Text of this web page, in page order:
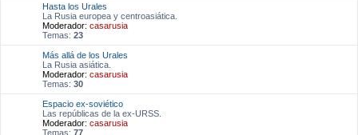
Hasta los Urales
La Rusia europea y centroasiática.
Moderador: casarusia
Temas: 23
Más allá de los Urales
La Rusia asiática.
Moderador: casarusia
Temas: 30
Espacio ex-soviético
Las repúblicas de la ex-URSS.
Moderador: casarusia
Temas: 77